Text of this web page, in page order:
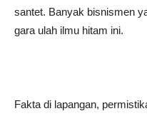
santet. Banyak bisnismen
gara ulah ilmu hitam ini.
Fakta di lapangan,